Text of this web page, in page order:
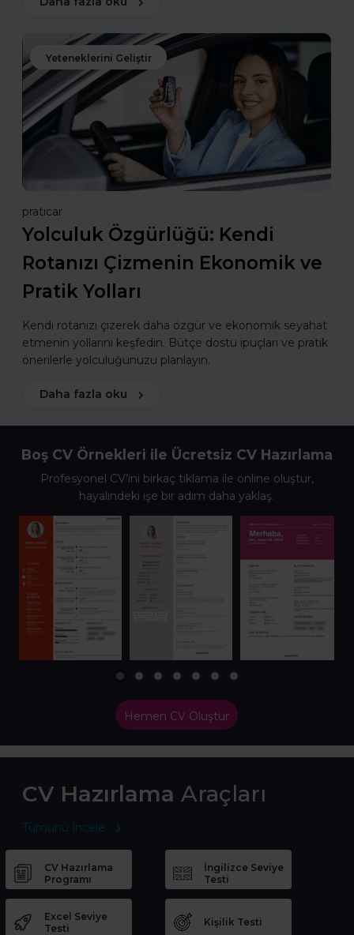
Yeteneklerini Geliştir
praticar
Yolculuk Özgürlüğü: Kendi
Rotanızı Çizmenin Ekonomik ve
Pratik Yolları
Kendi rotanızı çizerek daha özgür ve ekonomik seyahat
etmenin yollarını keşfedin. Bütçe dostu ipuçları ve pratik
önerilerle yolculuğunuzu planlayın.
Daha fazla oku
Boş CV Örnekleri ile Ücretsiz CV Hazırlama
Profesyonel CV’ini birkaç tıklama ile online oluştur,
hayalindeki işe bir adım daha yaklaş.
Hemen CV Oluştur
CV Hazırlama Araçları
Tümünü İncele
CV Hazırlama
Programı
İngilizce Seviye
Testi
Excel Seviye
Testi
Kişilik Testi